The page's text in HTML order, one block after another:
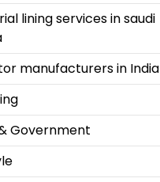
lining services in saudi
manufacturers in India
Government